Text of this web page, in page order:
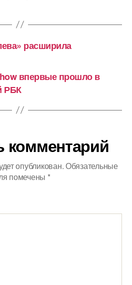
расширила
впервые прошло в
РБК
комментарий
опубликован.Обязательные
помечены *